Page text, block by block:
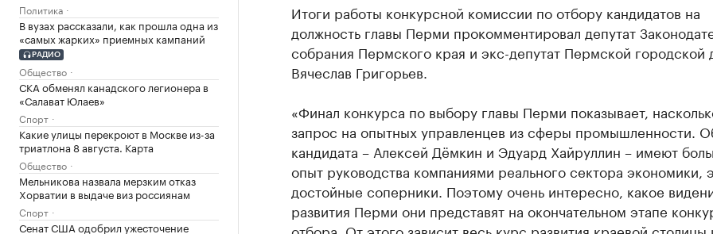
Политика
В вузах рассказали, как прошла одна из
«самых жарких» приемных кампаний
РАДИО
Общество
СКА обменял канадского легионера в
«Салават Юлаев»
Спорт
Какие улицы перекроют в Москве из-за
триатлона 8 августа. Карта
Общество
Мельникова назвала мерзким отказ
Хорватии в выдаче виз россиянам
Спорт
Сенат США одобрил ужесточение
Итоги работы конкурсной комиссии по отбору кандидатов на
должность главы Перми прокомментировал депутат
собрания Пермского края и экс-депутат Пермской городской
Вячеслав Григорьев.
«Финал конкурса по выбору главы Перми показывает,
запрос на опытных управленцев из сферы промышленности.
кандидата – Алексей Дёмкин и Эдуард Хайруллин – имеют
опыт руководства компаниями реального сектора экономики,
достойные соперники. Поэтому очень интересно, какое
развития Перми они представят на окончательном этапе